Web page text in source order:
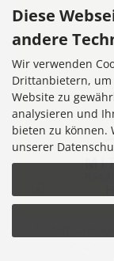
Diese
andere
Wir verwenden
Drittanbietern,
Website zu
analysieren und
bieten zu können.
unserer